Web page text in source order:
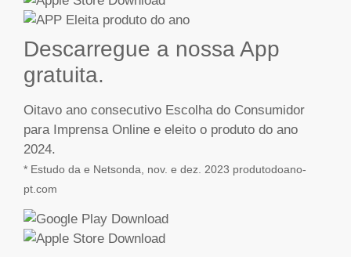
Descarregue a nossa App
gratuita.
Oitavo ano consecutivo Escolha do Consumidor
para Imprensa Online e eleito o produto do ano
2024.
* Estudo da e Netsonda, nov. e dez. 2023 produtodoano-
pt.com